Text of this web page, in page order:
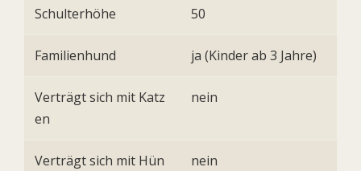
Schulterhöhe 50
Familienhund ja (Kinder ab 3 Jahre)
Verträgt sich mit Katz
en
nein
Verträgt sich mit Hün
nein